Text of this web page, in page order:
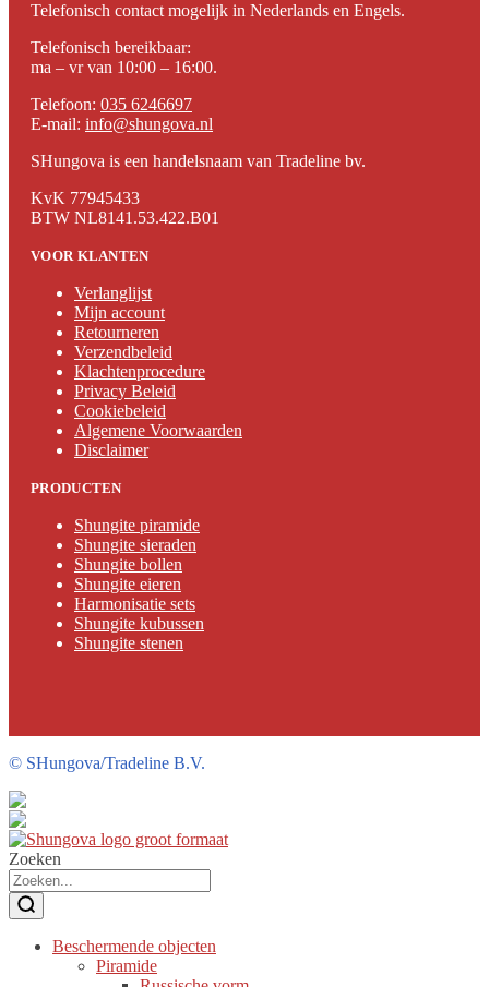
Telefonisch contact mogelijk in Nederlands en Engels.
Telefonisch bereikbaar:
ma – vr van 10:00 – 16:00.
Telefoon: 035 6246697
E-mail: info@shungova.nl
SHungova is een handelsnaam van Tradeline bv.
KvK 77945433
BTW NL8141.53.422.B01
VOOR KLANTEN
Verlanglijst
Mijn account
Retourneren
Verzendbeleid
Klachtenprocedure
Privacy Beleid
Cookiebeleid
Algemene Voorwaarden
Disclaimer
PRODUCTEN
Shungite piramide
Shungite sieraden
Shungite bollen
Shungite eieren
Harmonisatie sets
Shungite kubussen
Shungite stenen
© SHungova/Tradeline B.V.
Zoeken
Beschermende objecten
Piramide